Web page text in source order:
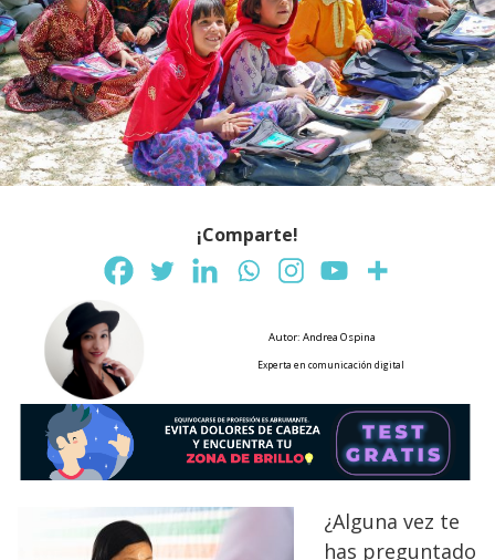
¡Comparte!
Autor: Andrea Ospina
Experta en comunicación digital
¿Alguna vez te
has preguntado